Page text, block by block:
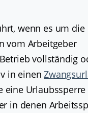
wenn es um die
vom Arbeitgeber
vollständig
in einen
eine
in denen